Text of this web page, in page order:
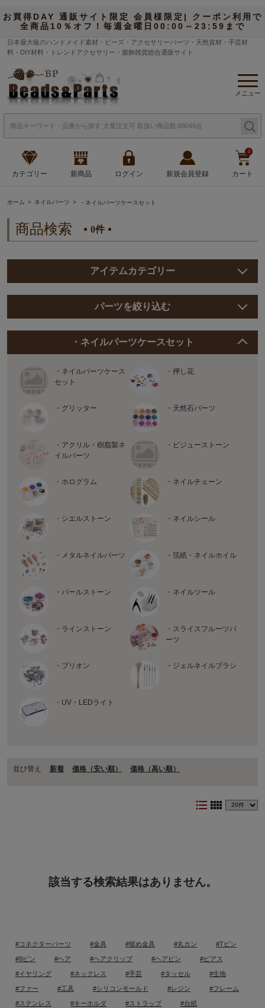
お買得DAY 通販サイト限定 会員様限定| クーポン利用で
全商品10％オフ！毎週金曜日00:00～23:59まで
日本最大級のハンドメイド素材・ビーズ・アクセサリーパーツ・天然資材・手芸材
料・DIY材料・トレンドアクセサリー・服飾雑貨総合通販サイト
メニュー
カテゴリー 新商品 ログイン 新規会員登録
0
カート
ホーム ネイルパーツ ・ネイルパーツケースセット
商品検索 0件
アイテムカテゴリー
パーツを絞り込む
・ネイルパーツケースセット
・ネイルパーツケース
セット
・押し花
・グリッター ・天然石パーツ
・アクリル・樹脂製ネ
イルパーツ
・ビジューストーン
・ホログラム ・ネイルチェーン
・シエルストーン ・ネイルシール
・メタルネイルパーツ ・箔紙・ネイルホイル
・パールストーン ・ネイルツール
・ラインストーン
・スライスフルーツパ
ーツ
・ブリオン ・ジェルネイルブラシ
・UV・LEDライト
並び替え 新着 価格（安い順） 価格（⾼い順）
format_list_bulleted view_comfy
該当する検索結果はありません。
#コネクターパーツ #金具 #留め金具 #丸カン #Tピン
#9ピン #ヘア #ヘアクリップ #ヘアピン #ピアス
#イヤリング #ネックレス #手芸 #タッセル #生地
#ファー #工具 #シリコンモールド #レジン #フレーム
#ステンレス #キーホルダ #ストラップ #台紙